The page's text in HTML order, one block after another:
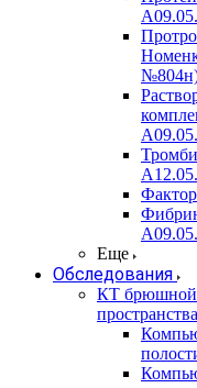
Еще
Обследования
КТ брюшной
пространства